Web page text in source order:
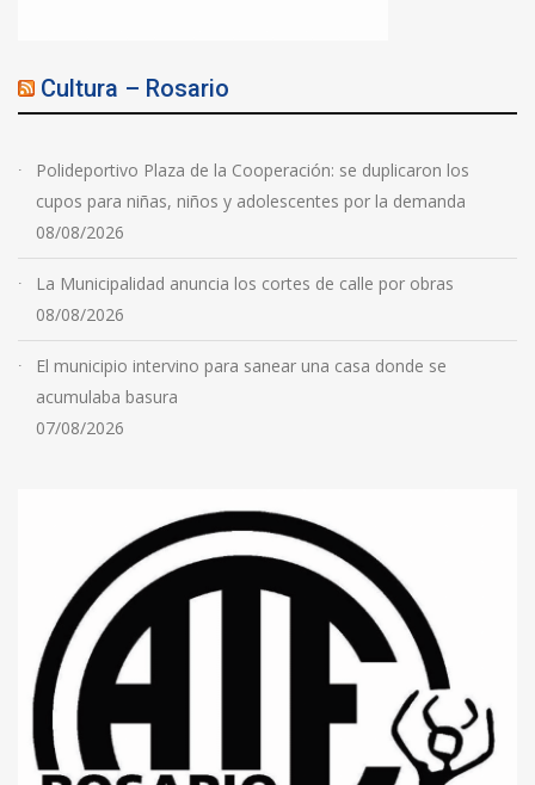
Cultura – Rosario
Polideportivo Plaza de la Cooperación: se duplicaron los
cupos para niñas, niños y adolescentes por la demanda
08/08/2026
La Municipalidad anuncia los cortes de calle por obras
08/08/2026
El municipio intervino para sanear una casa donde se
acumulaba basura
07/08/2026